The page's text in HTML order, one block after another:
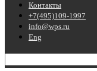
Контакты
+7(495)109-1997
info@wps.ru
Eng